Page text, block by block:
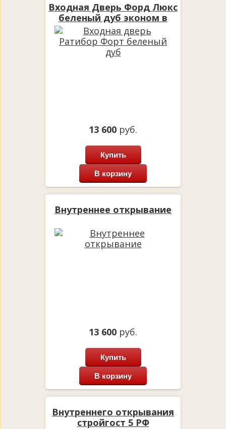
Входная Дверь Форд Люкс
беленый дуб эконом в
квартиру
13 600 руб.
Купить
В корзину
Внутреннее открывание
13 600 руб.
Купить
В корзину
Внутреннего открывания
стройгост 5 РФ